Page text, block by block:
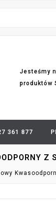
Jesteśmy
produktów
361 877
Z